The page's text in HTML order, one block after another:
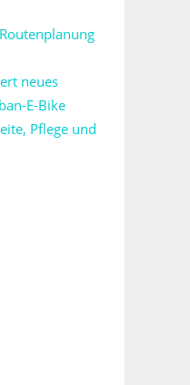
neues
E-Bike
Pflege und